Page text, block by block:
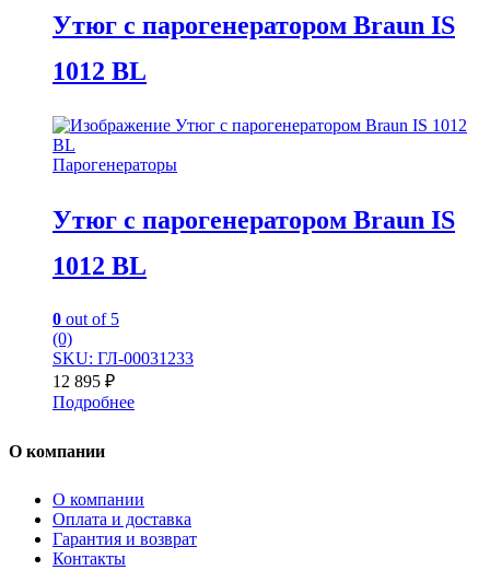
Утюг с парогенератором Braun IS
1012 BL
Парогенераторы
Утюг с парогенератором Braun IS
1012 BL
0 out of 5
(0)
SKU: ГЛ-00031233
12 895 ₽
Подробнее
О компании
О компании
Оплата и доставка
Гарантия и возврат
Контакты